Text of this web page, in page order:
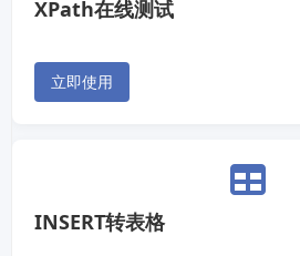
XPath在线测试
立即使用
INSERT转表格